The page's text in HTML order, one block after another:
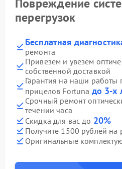
Повреждение
перегрузок
Бесплатная
ремонта
Привезем и увезем
собственной доставкой
Гарантия на наши работы
прицелов Fortuna до 3-х
Срочный ремонт
течении часа
Скидка для вас до 20%
Получите 1500 рублей на
Оригинальные